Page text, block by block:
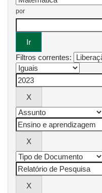
por
Filtros correntes: